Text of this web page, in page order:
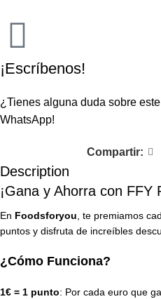
¡Escríbenos!
¿Tienes alguna duda sobre
WhatsApp!
Compartir:
Description
¡Gana y Ahorra con FFY
En Foodsforyou, te premiamos
puntos y disfruta de increíbles
¿Cómo Funciona?
1€ = 1 punto: Por cada euro que